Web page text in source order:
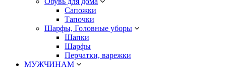
Сапожки
Тапочки
Шарфы, Головные уборы
Шапки
Шарфы
Перчатки, варежки
МУЖЧИНАМ